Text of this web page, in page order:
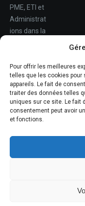
Pour offrir les meilleures
telles que les cookies
appareils. Le fait de
traiter des données telles
uniques sur ce site. Le fait
consentement peut avoir
et fonctions.
PME, ETI et
Administrat
ions dans la
déploiemen
t et la
maintenan
ce de leur
système
ons.